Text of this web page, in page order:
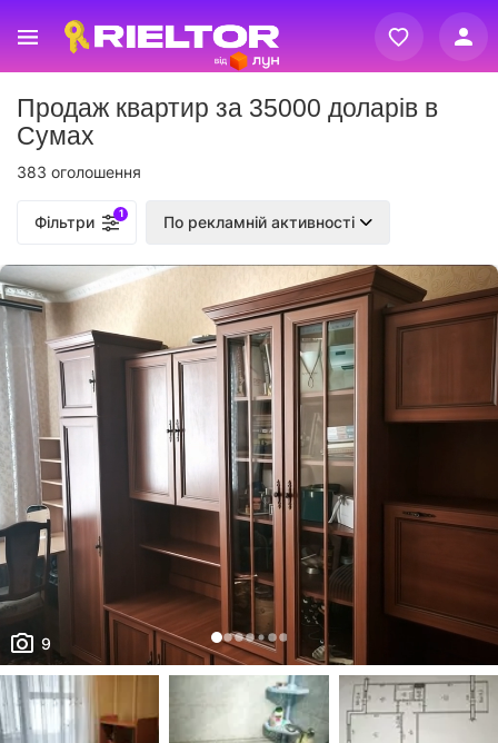
Реєстрація
Вхід
Продаж квартир за 35000 доларів в
Сумах
383 оголошення
Фільтри 1 По рекламній активності
9